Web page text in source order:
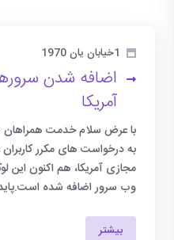
1خیابان یان 1970
اضافه شدن
آمریکا
با عرض سلام خدمت
به درخواست های مکرر
مجازی آمریکا، هم اکنون
وب سرور اضافه شده
بیشتر